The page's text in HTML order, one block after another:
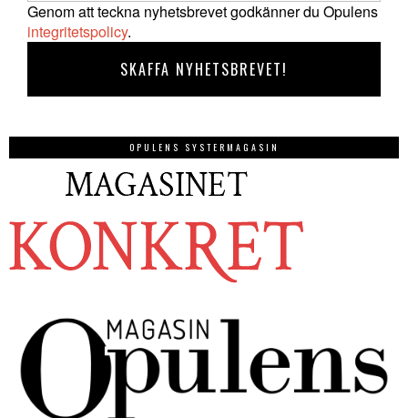
Genom att teckna nyhetsbrevet godkänner du Opulens
integritetspolicy.
OPULENS SYSTERMAGASIN